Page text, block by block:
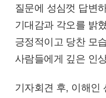
질문에 성심껏 답변
기대감과 각오를 밝
긍정적이고 당찬 모
사람들에게 깊은 인
기자회견 후, 이해인